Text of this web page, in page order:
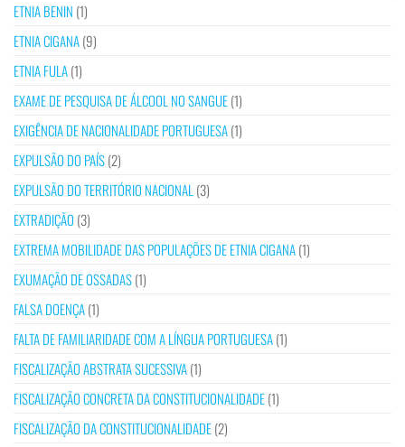
ETNIA BENIN (1)
ETNIA CIGANA(9)
ETNIA FULA(1)
EXAME DE PESQUISA DE ÁLCOOL NO SANGUE(1)
EXIGÊNCIA DE NACIONALIDADE PORTUGUESA(1)
EXPULSÃO DO PAÍS(2)
EXPULSÃO DO TERRITÓRIO NACIONAL (3)
EXTRADIÇÃO (3)
EXTREMA MOBILIDADE DAS POPULAÇÕES DE ETNIA CIGANA(1)
EXUMAÇÃO DE OSSADAS(1)
FALSA DOENÇA(1)
FALTA DE FAMILIARIDADE COM A LÍNGUA PORTUGUESA(1)
FISCALIZAÇÃO ABSTRATA SUCESSIVA(1)
FISCALIZAÇÃO CONCRETA DA CONSTITUCIONALIDADE(1)
FISCALIZAÇÃO DA CONSTITUCIONALIDADE(2)